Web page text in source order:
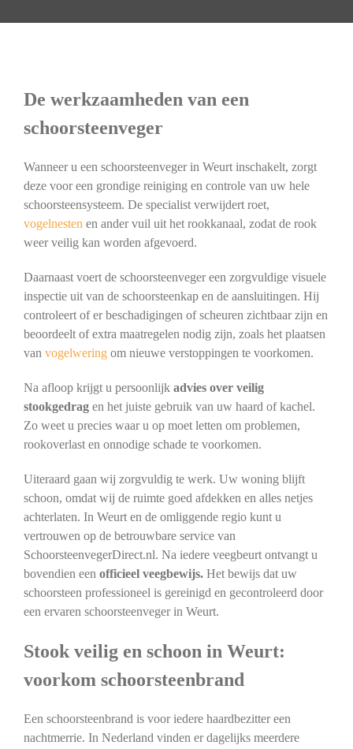
De werkzaamheden van een
schoorsteenveger
Wanneer u een schoorsteenveger in Weurt inschakelt, zorgt
deze voor een grondige reiniging en controle van uw hele
schoorsteensysteem. De specialist verwijdert roet,
vogelnesten en ander vuil uit het rookkanaal, zodat de rook
weer veilig kan worden afgevoerd.
Daarnaast voert de schoorsteenveger een zorgvuldige visuele
inspectie uit van de schoorsteenkap en de aansluitingen. Hij
controleert of er beschadigingen of scheuren zichtbaar zijn en
beoordeelt of extra maatregelen nodig zijn, zoals het plaatsen
van vogelweringom nieuwe verstoppingen te voorkomen.
Na afloop krijgt u persoonlijk advies over veilig
stookgedragen het juiste gebruik van uw haard of kachel.
Zo weet u precies waar u op moet letten om problemen,
rookoverlast en onnodige schade te voorkomen.
Uiteraard gaan wij zorgvuldig te werk. Uw woning blijft
schoon, omdat wij de ruimte goed afdekken en alles netjes
achterlaten. In Weurt en de omliggende regio kunt u
vertrouwen op de betrouwbare service van
SchoorsteenvegerDirect.nl. Na iedere veegbeurt ontvangt u
bovendien een officieel veegbewijs. Het bewijs dat uw
schoorsteen professioneel is gereinigd en gecontroleerd door
een ervaren schoorsteenveger in Weurt.
Stook veilig en schoon in Weurt:
voorkom schoorsteenbrand
Een schoorsteenbrand is voor iedere haardbezitter een
nachtmerrie. In Nederland vinden er dagelijks meerdere